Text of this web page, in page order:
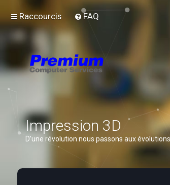
Raccourcis FAQ
Impression 3D
D’une révolution nous passons aux